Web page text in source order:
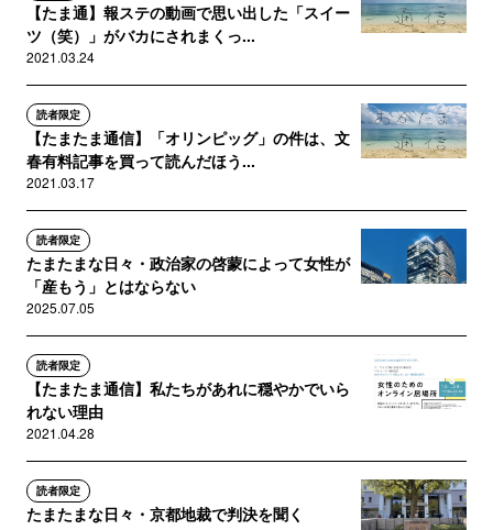
【たま通】報ステの動画で思い出した「スイー
ツ（笑）」がバカにされまくっ...
2021.03.24
読者限定
【たまたま通信】「オリンピッグ」の件は、文
春有料記事を買って読んだほう...
2021.03.17
読者限定
たまたまな日々・政治家の啓蒙によって女性が
「産もう」とはならない
2025.07.05
読者限定
【たまたま通信】私たちがあれに穏やかでいら
れない理由
2021.04.28
読者限定
たまたまな日々・京都地裁で判決を聞く